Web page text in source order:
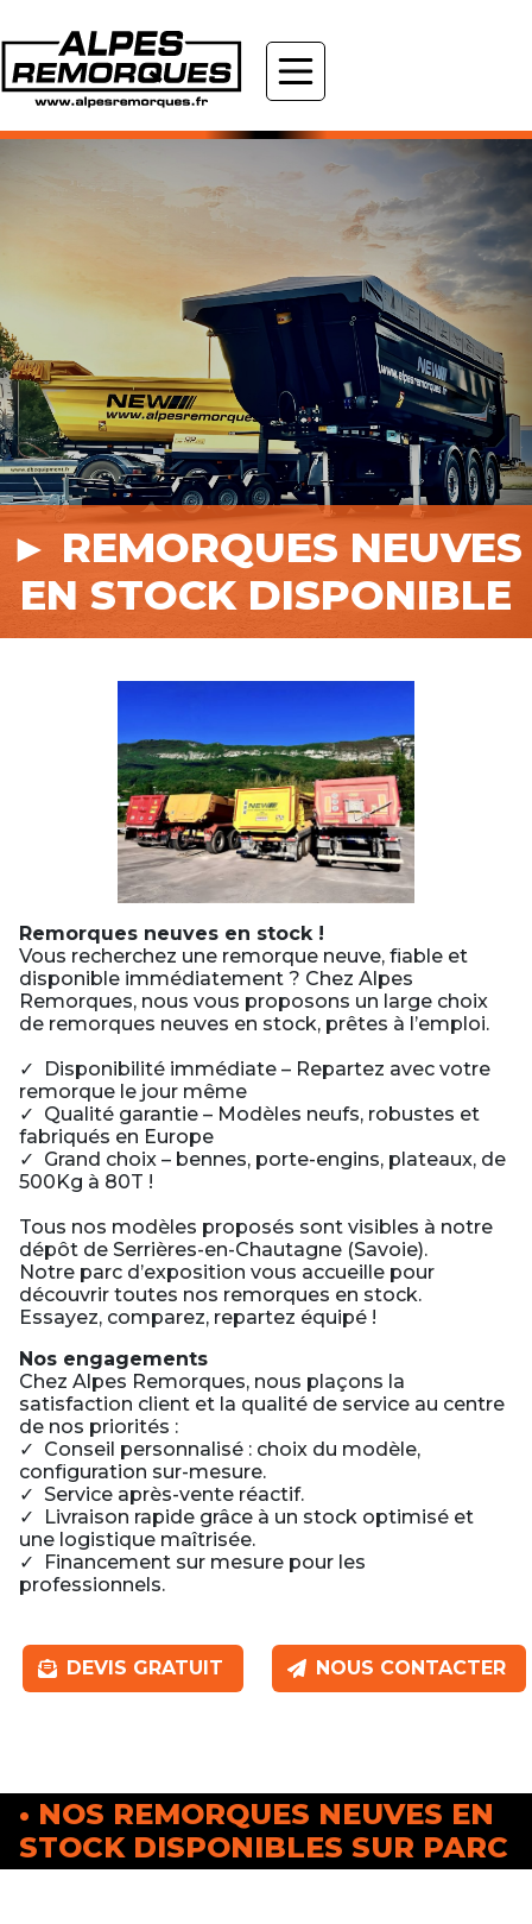
► REMORQUES NEUVES
EN STOCK DISPONIBLE
Remorques neuves en stock !
Vous recherchez une remorque neuve, fiable et
disponible immédiatement ? Chez Alpes
Remorques, nous vous proposons un large choix
de remorques neuves en stock, prêtes à l’emploi.
✓ Disponibilité immédiate – Repartez avec votre
remorque le jour même
✓ Qualité garantie – Modèles neufs, robustes et
fabriqués en Europe
✓ Grand choix – bennes, porte-engins, plateaux, de
500Kg à 80T !
Tous nos modèles proposés sont visibles à notre
dépôt de Serrières-en-Chautagne (Savoie).
Notre parc d’exposition vous accueille pour
découvrir toutes nos remorques en stock.
Essayez, comparez, repartez équipé !
Nos engagements
Chez Alpes Remorques, nous plaçons la
satisfaction client et la qualité de service au centre
de nos priorités :
✓ Conseil personnalisé : choix du modèle,
configuration sur-mesure.
✓ Service après-vente réactif.
✓ Livraison rapide grâce à un stock optimisé et
une logistique maîtrisée.
✓ Financement sur mesure pour les
professionnels.
DEVIS GRATUIT NOUS CONTACTER
• NOS REMORQUES NEUVES EN
STOCK DISPONIBLES SUR PARC